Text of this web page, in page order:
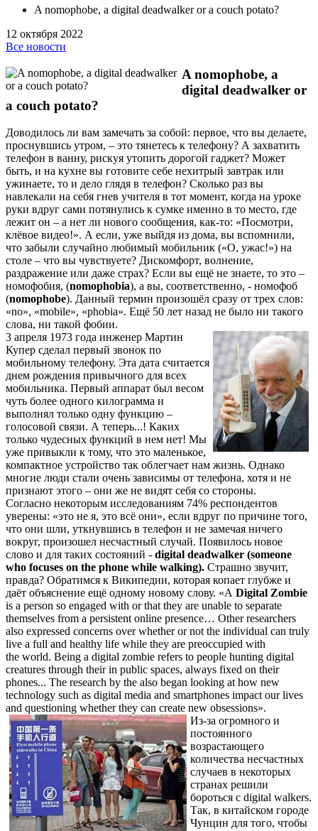
A nomophobe, a digital deadwalker or a couch potato?
12 октября 2022
Все новости
A nomophobe, a
digital deadwalker or
a couch potato?
Доводилось ли вам замечать за собой: первое, что вы делаете,
проснувшись утром, – это тянетесь к телефону? А захватить
телефон в ванну, рискуя утопить дорогой гаджет? Может
быть, и на кухне вы готовите себе нехитрый завтрак или
ужинаете, то и дело глядя в телефон? Сколько раз вы
навлекали на себя гнев учителя в тот момент, когда на уроке
руки вдруг сами потянулись к сумке именно в то место, где
лежит он – а нет ли нового сообщения, как-то: «Посмотри,
клёвое видео!». А если, уже выйдя из дома, вы вспомнили,
что забыли случайно любимый мобильник («О, ужас!») на
столе – что вы чувствуете? Дискомфорт, волнение,
раздражение или даже страх? Если вы ещё не знаете, то это –
номофобия, (nomophobia), а вы, соответственно, - номофоб
(nomophobe). Данный термин произошёл сразу от трех слов:
«no», «mobile», «phobia». Ещё 50 лет назад не было ни такого
слова, ни такой фобии.
3 апреля 1973 года инженер Мартин
Купер сделал первый звонок по
мобильному телефону. Эта дата считается
днем рождения привычного для всех
мобильника. Первый аппарат был весом
чуть более одного килограмма и
выполнял только одну функцию –
голосовой связи. А теперь...! Каких
только чудесных функций в нем нет! Мы
уже привыкли к тому, что это маленькое,
компактное устройство так облегчает нам жизнь. Однако
многие люди стали очень зависимы от телефона, хотя и не
признают этого – они же не видят себя со стороны.
Согласно некоторым исследованиям 74% респондентов
уверены: «это не я, это всё они», если вдруг по причине того,
что они шли, уткнувшись в телефон и не замечая ничего
вокруг, произошел несчастный случай. Появилось новое
слово и для таких состояний - digital deadwalker (someone
who focuses on the phone while walking). Страшно звучит,
правда? Обратимся к Википедии, которая копает глубже и
даёт объяснение ещё одному новому слову. «A Digital Zombie
is a person so engaged with or that they are unable to separate
themselves from a persistent online presence… Other researchers
also expressed concerns over whether or not the individual can truly
live a full and healthy life while they are preoccupied with
the world. Being a digital zombie refers to people hunting digital
creatures through their in public spaces, always fixed on their
phones... The research by the also began looking at how new
technology such as digital media and smartphones impact our lives
and questioning whether they can create new obsessions».
Из-за огромного и
постоянного
возрастающего
количества несчастных
случаев в некоторых
странах решили
бороться с digital walkers.
Так, в китайском городе
Чунцин для того, чтобы